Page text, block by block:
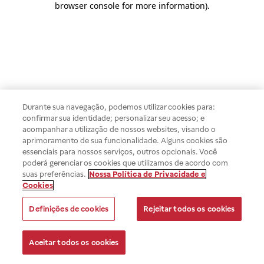
browser console for more information).
Durante sua navegação, podemos utilizar cookies para:
confirmar sua identidade; personalizar seu acesso; e
acompanhar a utilização de nossos websites, visando o
aprimoramento de sua funcionalidade. Alguns cookies são
essenciais para nossos serviços, outros opcionais. Você
poderá gerenciar os cookies que utilizamos de acordo com
suas preferências. Nossa Política de Privacidade e
Cookies
Definições de cookies Rejeitar todos os cookies
Aceitar todos os cookies